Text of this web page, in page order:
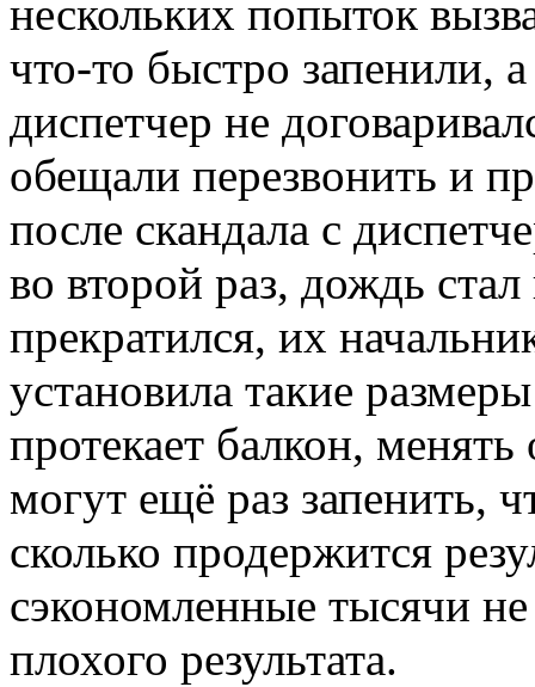
нескольких попыток
что-то быстро запенили,
диспетчер не
обещали перезвонить и
после скандала с
во второй раз, дождь
прекратился, их
установила такие
протекает балкон,
могут ещё раз запенить,
сколько продержится
сэкономленные тысячи не
плохого результата.